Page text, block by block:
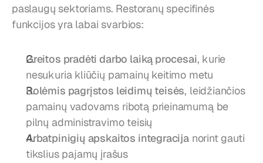
paslaugų sektoriams. Restoranų specifinės
funkcijos yra labai svarbios:
Greitos pradėti darbo laiką procesai, kurie
nesukuria kliūčių pamainų keitimo metu
Rolėmis pagrįstos leidimų teisės, leidžiančios
pamainų vadovams ribotą prieinamumą be
pilnų administravimo teisių
Arbatpinigių apskaitos integracija norint gauti
tikslius pajamų įrašus